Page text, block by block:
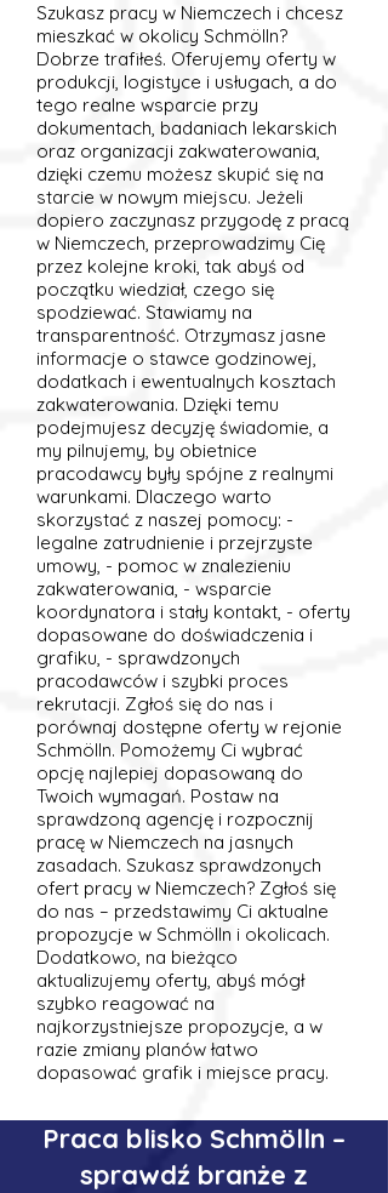
Szukasz pracy w Niemczech i chcesz
mieszkać w okolicy Schmölln?
Dobrze trafiłeś. Oferujemy oferty w
produkcji, logistyce i usługach, a do
tego realne wsparcie przy
dokumentach, badaniach lekarskich
oraz organizacji zakwaterowania,
dzięki czemu możesz skupić się na
starcie w nowym miejscu. Jeżeli
dopiero zaczynasz przygodę z pracą
w Niemczech, przeprowadzimy Cię
przez kolejne kroki, tak abyś od
początku wiedział, czego się
spodziewać. Stawiamy na
transparentność. Otrzymasz jasne
informacje o stawce godzinowej,
dodatkach i ewentualnych kosztach
zakwaterowania. Dzięki temu
podejmujesz decyzję świadomie, a
my pilnujemy, by obietnice
pracodawcy były spójne z realnymi
warunkami. Dlaczego warto
skorzystać z naszej pomocy: -
legalne zatrudnienie i przejrzyste
umowy, - pomoc w znalezieniu
zakwaterowania, - wsparcie
koordynatora i stały kontakt, - oferty
dopasowane do doświadczenia i
grafiku, - sprawdzonych
pracodawców i szybki proces
rekrutacji. Zgłoś się do nas i
porównaj dostępne oferty w rejonie
Schmölln. Pomożemy Ci wybrać
opcję najlepiej dopasowaną do
Twoich wymagań. Postaw na
sprawdzoną agencję i rozpocznij
pracę w Niemczech na jasnych
zasadach. Szukasz sprawdzonych
ofert pracy w Niemczech? Zgłoś się
do nas – przedstawimy Ci aktualne
propozycje w Schmölln i okolicach.
Dodatkowo, na bieżąco
aktualizujemy oferty, abyś mógł
szybko reagować na
najkorzystniejsze propozycje, a w
razie zmiany planów łatwo
dopasować grafik i miejsce pracy.
Praca blisko Schmölln –
sprawdź branże z